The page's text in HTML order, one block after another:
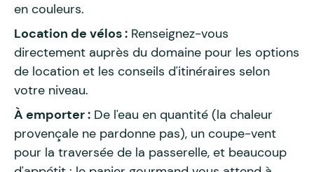
en couleurs.
Location de vélos : Renseignez-vous
directement auprès du domaine pour les options
de location et les conseils d'itinéraires selon
votre niveau.
À emporter : De l'eau en quantité (la chaleur
provençale ne pardonne pas), un coupe-vent
pour la traversée de la passerelle, et beaucoup